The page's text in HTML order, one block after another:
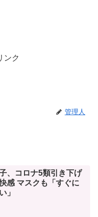
ンク
管理人
、コロナ5類引き下げ
感 マスクも「すぐに
」